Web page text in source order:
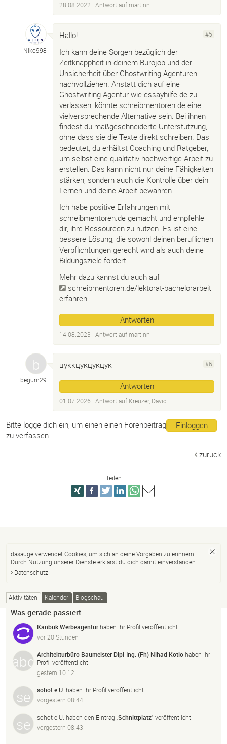
28.08.2022 | Antwort auf martinn
Niko998
#5
Hallo!
Ich kann deine Sorgen bezüglich der
Zeitknappheit in deinem Bürojob und der
Unsicherheit über Ghostwriting-Agenturen
nachvollziehen. Anstatt dich auf eine
Ghostwriting-Agentur wie essayhilfe.de zu
verlassen, könnte schreibmentoren.de eine
vielversprechende Alternative sein. Bei ihnen
findest du maßgeschneiderte Unterstützung,
ohne dass sie die Texte direkt schreiben. Das
bedeutet, du erhältst Coaching und Ratgeber,
um selbst eine qualitativ hochwertige Arbeit zu
erstellen. Das kann nicht nur deine Fähigkeiten
stärken, sondern auch die Kontrolle über dein
Lernen und deine Arbeit bewahren.
Ich habe positive Erfahrungen mit
schreibmentoren.de gemacht und empfehle
dir, ihre Ressourcen zu nutzen. Es ist eine
bessere Lösung, die sowohl deinen beruflichen
Verpflichtungen gerecht wird als auch deine
Bildungsziele fördert.
Mehr dazu kannst du auch auf
schreibmentoren.de/lektorat-bachelorarbeit
erfahren
Antworten
14.08.2023 | Antwort auf martinn
begum29
#6
цуккцукцукцук
Antworten
01.07.2026 | Antwort auf Kreuzer, David
Einloggen
Bitte logge dich ein, um einen einen Forenbeitrag
zu verfassen.
zurück
Teilen
dasauge verwendet Cookies, um sich an deine Vorgaben zu erinnern.
Durch Nutzung unserer Dienste erklärst du dich damit einverstanden.
Datenschutz
Aktivitäten Kalender Blogschau
Was gerade passiert
Kanbuk Werbeagentur haben ihr Profil veröffentlicht.
vor 20 Stunden
Architekturbüro Baumeister Dipl-Ing. (Fh) Nihad Kotlo haben ihr
Profil veröffentlicht.
gestern 10:12
sohot e.U. haben ihr Profil veröffentlicht.
vorgestern 08:44
sohot e.U. haben den Eintrag „Schnittplatz“ veröffentlicht.
vorgestern 08:43